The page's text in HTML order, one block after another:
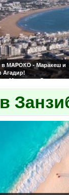
в МАРОКО - Маракеш и
Агадир!
в Маракеш и 5
закуски и вечери! Със
обслужване на
записвания!